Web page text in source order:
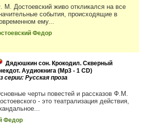
М. Достоевский живо откликался на все
события, происходящие в
ему...
Федор
Дядюшкин сон. Крокодил. Скверный
Аудиокнига (Mp3 - 1 CD)
серии: Русская проза
черты повестей и рассказов Ф.М.
- это театрализация действия,
Федор